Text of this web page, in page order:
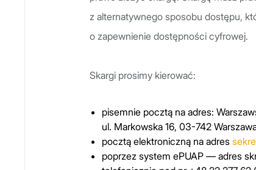
z alternatywnego sposobu dostępu,
o zapewnienie dostępności cyfrowej.
Skargi prosimy kierować:
pisemnie pocztą na adres:
ul. Markowska 16, 03-742
pocztą elektroniczną na adres
poprzez system ePUAP — adres